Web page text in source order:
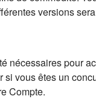
versions sera
nécessaires pour
si vous êtes un
Compte.